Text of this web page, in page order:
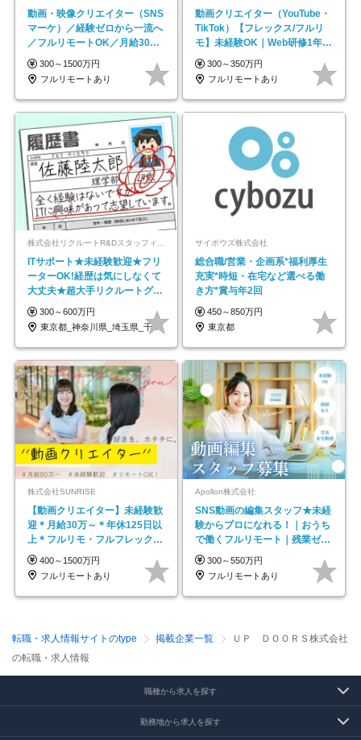
動画・映像クリエイター（SNS
マーケ）／経験ゼロから一流へ
／フルリモートOK／月給30万
円～／年休130日以上
300～1500万円
フルリモートあり
動画クリエイター（YouTube・
TikTok）【フレックス/フルリ
モ】未経験OK｜Web研修1年間
｜副業OK
300～350万円
フルリモートあり
株式会社リクルートR&Dスタッフィング【リクルートグループ】
ITサポート★未経験歓迎★フリ
ーターOK!経歴は気にしなくて
大丈夫★超大手リクルートグル
ープの正社員/sg
300～600万円
東京都_神奈川県_埼玉県_千葉県_大阪府…
サイボウズ株式会社
総合職/営業・企画系*福利厚生
充実*時短・在宅など選べる働
き方*賞与年2回
450～850万円
東京都
株式会社SUNRISE
【動画クリエイター】未経験歓
迎＊月給30万～＊年休125日以
上＊フルリモ・フルフレックス
◆10名の採用が決定◆
400～1500万円
フルリモートあり
Apollon株式会社
SNS動画の編集スタッフ★未経
験からプロになれる！｜おうち
で働くフルリモート｜残業ゼロ
で18時退勤◎
300～550万円
フルリモートあり
転職・求人情報サイトのtype 掲載企業一覧
ＵＰ ＤＯＯＲＳ株式会社
の転職・求人情報
職種から求人を探す
勤務地から求人を探す